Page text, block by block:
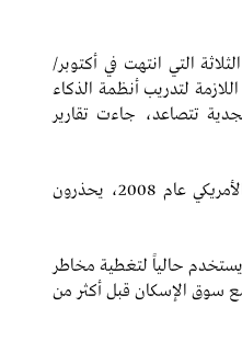
التي انتهت في أكتوبر/
الرقائق اللازمة لتدريب أنظمة الذكاء
تتصاعد، جاءت تقارير
لكن ليس الجميع متفائلين. بعض المستثمرين، ممن توقعوا انهيار سوق الإسكان الأمريكي عام 2008، يحذرون
حالياً لتغطية مخاطر
سوق الإسكان قبل أكثر من